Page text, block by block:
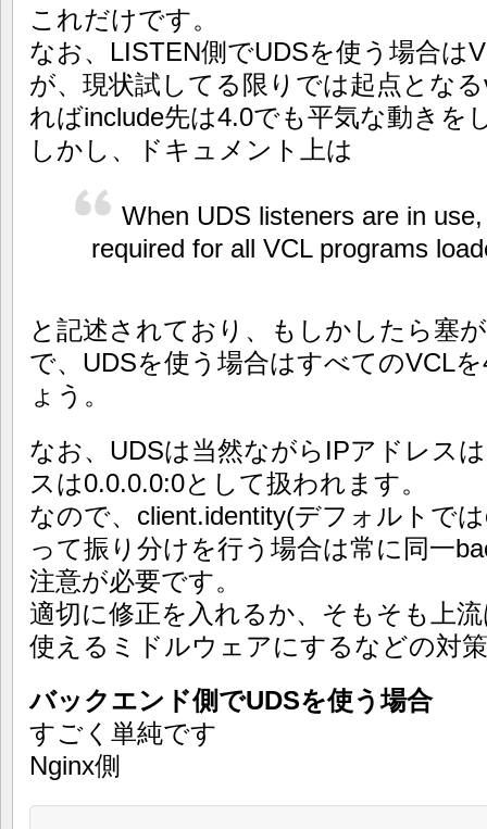
これだけです。
なお、LISTEN側でUDSを使う場合は
が、現状試してる限りでは起点とな
ればinclude先は4.0でも平気な動き
しかし、ドキュメント上は
When UDS listeners are in
required for all VCL programs
と記述されており、もしかしたら塞
で、UDSを使う場合はすべてのVCL
ょう。
なお、UDSは当然ながらIPアドレス
スは0.0.0.0:0として扱われます。
なので、client.identity(デフォルトで
って振り分けを行う場合は常に同一
注意が必要です。
適切に修正を入れるか、そもそも上
使えるミドルウェアにするなどの対
バックエンド側でUDSを使う場合
すごく単純です
Nginx側